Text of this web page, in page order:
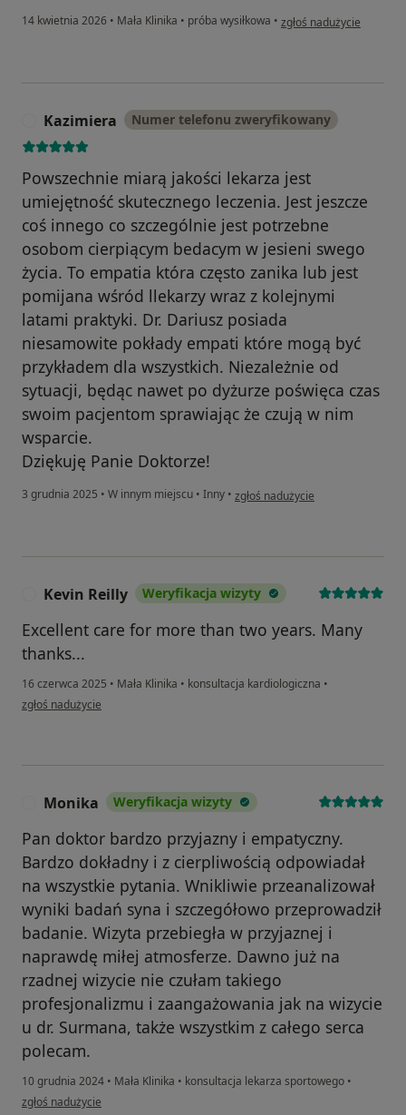
14 kwietnia 2026 • Mała Klinika • próba wysiłkowa • w opinii użytkownika
zgłoś nadużycie
Kazimiera Numer telefonu zweryfikowany
Powszechnie miarą jakości lekarza jest
umiejętność skutecznego leczenia. Jest jeszcze
coś innego co szczególnie jest potrzebne
osobom cierpiącym bedacym w jesieni swego
życia. To empatia która często zanika lub jest
pomijana wśród llekarzy wraz z kolejnymi
latami praktyki. Dr. Dariusz posiada
niesamowite pokłady empati które mogą być
przykładem dla wszystkich. Niezależnie od
sytuacji, będąc nawet po dyżurze poświęca czas
swoim pacjentom sprawiając że czują w nim
wsparcie.
Dziękuję Panie Doktorze!
3 grudnia 2025 • W innym miejscu • Inny • w opinii użytkownika Kazimiera
zgłoś nadużycie
Kevin Reilly Weryfikacja wizyty
Excellent care for more than two years. Many
thanks...
16 czerwca 2025 • Mała Klinika • konsultacja kardiologiczna •
w opinii użytkownika Kevin Reilly
zgłoś nadużycie
Monika Weryfikacja wizyty
Pan doktor bardzo przyjazny i empatyczny.
Bardzo dokładny i z cierpliwością odpowiadał
na wszystkie pytania. Wnikliwie przeanalizował
wyniki badań syna i szczegółowo przeprowadził
badanie. Wizyta przebiegła w przyjaznej i
naprawdę miłej atmosferze. Dawno już na
rzadnej wizycie nie czułam takiego
profesjonalizmu i zaangażowania jak na wizycie
u dr. Surmana, także wszystkim z całego serca
polecam.
10 grudnia 2024 • Mała Klinika • konsultacja lekarza sportowego •
w opinii użytkownika Monika
zgłoś nadużycie